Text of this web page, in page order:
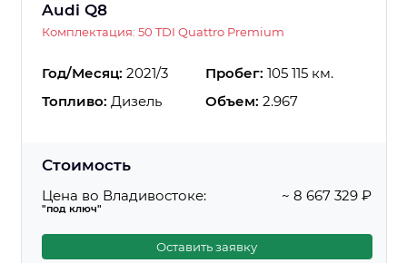
Audi Q8
Комплектация: 50 TDI Quattro Premium
Год/Месяц: 2021/3 Пробег: 105 115 км.
Топливо: Дизель Объем: 2.967
Стоимость
Цена во Владивостоке:
"под ключ"
~ 8 667 329 ₽
Оставить заявку